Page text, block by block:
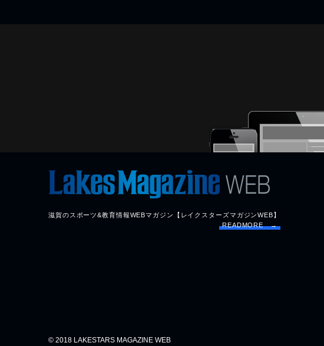
滋賀のスポーツ&教育情報WEBマガジン【レイクスターズマガジンWEB】
READMORE →
© 2018 LAKESTARS MAGAZINE WEB